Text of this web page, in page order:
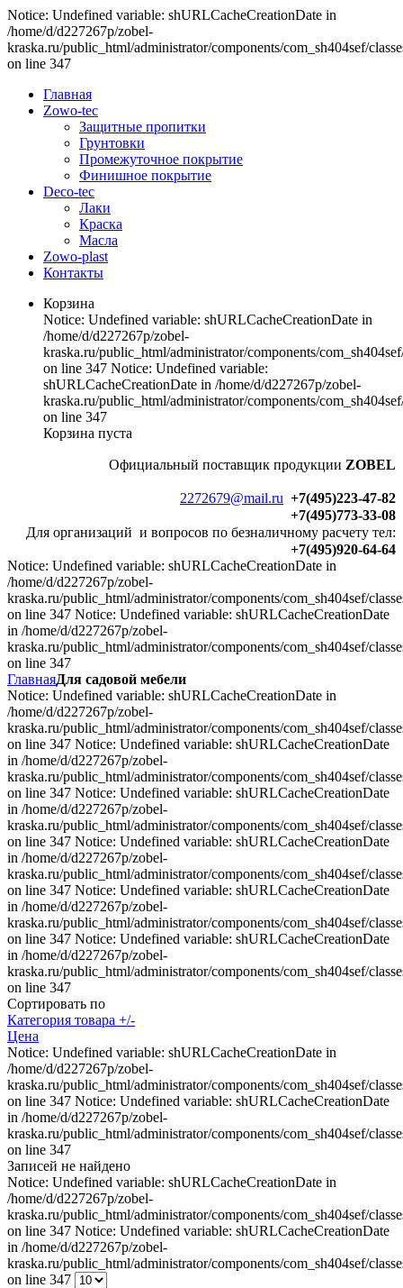
Notice: Undefined variable: shURLCacheCreationDate in
/home/d/d227267p/zobel-
kraska.ru/public_html/administrator/components/com_sh404sef/
on line 347
Главная
Zowo-tec
Защитные пропитки
Грунтовки
Промежуточное покрытие
Финишное покрытие
Deco-tec
Лаки
Краска
Масла
Zowo-plast
Контакты
Корзина
Notice: Undefined variable: shURLCacheCreationDate in
/home/d/d227267p/zobel-
kraska.ru/public_html/administrator/components/
on line 347 Notice: Undefined variable:
shURLCacheCreationDate in /home/d/d227267p/zobel-
kraska.ru/public_html/administrator/components/
on line 347
Корзина пуста
Официальный поставщик продукции ZOBEL
2272679@mail.ru +7(495)223-47-82
+7(495)773-33-08
Для организаций и вопросов по безналичному расчету тел:
+7(495)920-64-64
Notice: Undefined variable: shURLCacheCreationDate in
/home/d/d227267p/zobel-
kraska.ru/public_html/administrator/components/com_sh404sef/
on line 347 Notice: Undefined variable: shURLCacheCreationDate
in /home/d/d227267p/zobel-
kraska.ru/public_html/administrator/components/com_sh404sef/
on line 347
ГлавнаяДля садовой мебели
Notice: Undefined variable: shURLCacheCreationDate in
/home/d/d227267p/zobel-
kraska.ru/public_html/administrator/components/com_sh404sef/
on line 347 Notice: Undefined variable: shURLCacheCreationDate
in /home/d/d227267p/zobel-
kraska.ru/public_html/administrator/components/com_sh404sef/
on line 347 Notice: Undefined variable: shURLCacheCreationDate
in /home/d/d227267p/zobel-
kraska.ru/public_html/administrator/components/com_sh404sef/
on line 347 Notice: Undefined variable: shURLCacheCreationDate
in /home/d/d227267p/zobel-
kraska.ru/public_html/administrator/components/com_sh404sef/
on line 347 Notice: Undefined variable: shURLCacheCreationDate
in /home/d/d227267p/zobel-
kraska.ru/public_html/administrator/components/com_sh404sef/
on line 347 Notice: Undefined variable: shURLCacheCreationDate
in /home/d/d227267p/zobel-
kraska.ru/public_html/administrator/components/com_sh404sef/
on line 347
Сортировать по
Категория товара +/-
Цена
Notice: Undefined variable: shURLCacheCreationDate in
/home/d/d227267p/zobel-
kraska.ru/public_html/administrator/components/com_sh404sef/
on line 347 Notice: Undefined variable: shURLCacheCreationDate
in /home/d/d227267p/zobel-
kraska.ru/public_html/administrator/components/com_sh404sef/
on line 347
Записей не найдено
Notice: Undefined variable: shURLCacheCreationDate in
/home/d/d227267p/zobel-
kraska.ru/public_html/administrator/components/com_sh404sef/
on line 347 Notice: Undefined variable: shURLCacheCreationDate
in /home/d/d227267p/zobel-
kraska.ru/public_html/administrator/components/com_sh404sef/
on line 347